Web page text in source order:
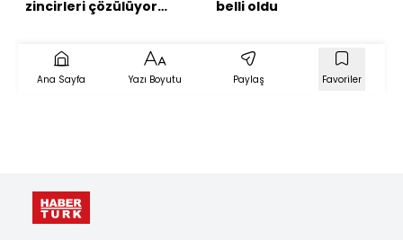
zincirleri çözülüyor
belli oldu
Ana Sayfa Yazı Boyutu Paylaş Favoriler